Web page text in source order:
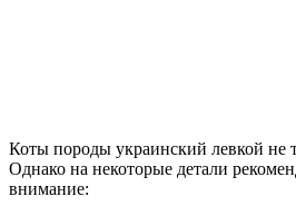
Коты породы украинский левкой не
Однако на некоторые детали
внимание: